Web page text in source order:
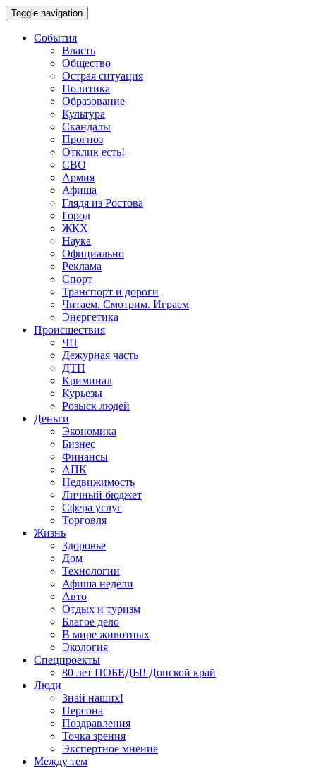
Toggle navigation
События
Власть
Общество
Острая ситуация
Политика
Образование
Культура
Скандалы
Прогноз
Отклик есть!
СВО
Армия
Афиша
Глядя из Ростова
Город
ЖКХ
Наука
Официально
Реклама
Спорт
Транспорт и дороги
Читаем. Смотрим. Играем
Энергетика
Происшествия
ЧП
Дежурная часть
ДТП
Криминал
Курьезы
Розыск людей
Деньги
Экономика
Бизнес
Финансы
АПК
Недвижимость
Личный бюджет
Сфера услуг
Торговля
Жизнь
Здоровье
Дом
Технологии
Афиша недели
Авто
Отдых и туризм
Благое дело
В мире животных
Экология
Спецпроекты
80 лет ПОБЕДЫ! Донской край
Люди
Знай наших!
Персона
Поздравления
Точка зрения
Экспертное мнение
Между тем